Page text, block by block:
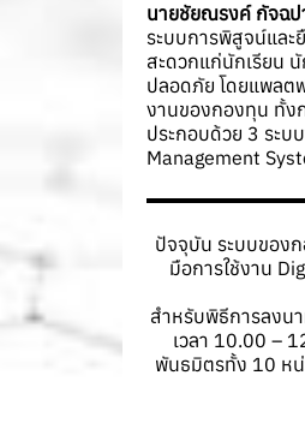
นายชัยณรงค์ กัจฉป
ระบบการพิสูจน์และ
สะดวกแก่นักเรียน
ปลอดภัย โดยแพลต
งานของกองทุน ทั้ง
ประกอบด้วย 3 ระบ
Management
ปัจจุบัน ระบบของ
มือการใช้งาน
สำหรับพิธีการลงน
เวลา 10.00 –
พันธมิตรทั้ง 10 หน่